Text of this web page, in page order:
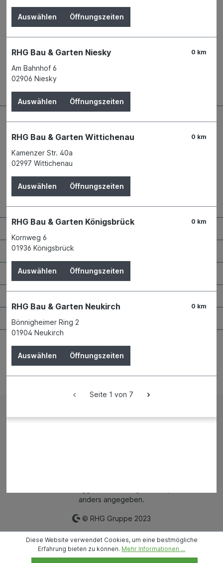
Beschreibung
Die lösemittelhaltige und dickschichtige Holzlasur ist
viele andere H…
Kontaktdaten und Öffnungszeiten
RHG Helfer
Wissenswertes
Maschinen & Werkzeuge
Bauen & Renovieren
Garten & Landschaftsbau
Impressum
AGB
anders angegeben.
© RHG Gruppe 2023
Diese Website verwendet Cookies, um eine bestmögliche
Erfahrung bieten zu können. Mehr Informationen ...
Auswählen Öffnungszeiten
0 km
RHG Bau & Garten Niesky
Am Bahnhof 6
02906 Niesky
Auswählen Öffnungszeiten
0 km
RHG Bau & Garten Wittichenau
Kamenzer Str. 40a
02997 Wittichenau
Auswählen Öffnungszeiten
0 km
RHG Bau & Garten Königsbrück
Kornweg 6
01936 Königsbrück
Auswählen Öffnungszeiten
0 km
RHG Bau & Garten Neukirch
Bönnigheimer Ring 2
01904 Neukirch
Auswählen Öffnungszeiten
Seite 1 von 7